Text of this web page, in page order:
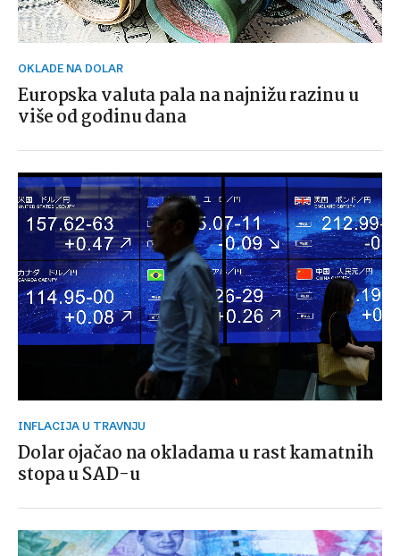
OKLADE NA DOLAR
Europska valuta pala na najnižu razinu u
više od godinu dana
INFLACIJA U TRAVNJU
Dolar ojačao na okladama u rast kamatnih
stopa u SAD-u